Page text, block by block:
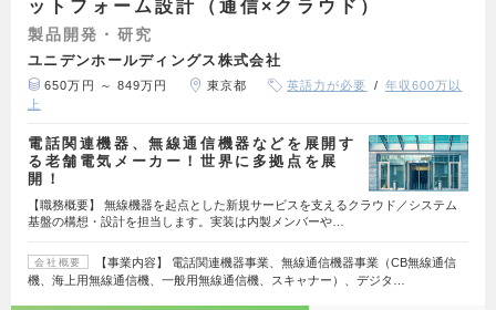
ットフォーム設計（通信×クラウド）
製品開発・研究
ユニデンホールディングス株式会社
650万円 ～ 849万円 東京都 英語力が必要
年収600万以
上
電話関連機器、無線通信機器などを展開す
る老舗電気メーカー！世界に多拠点を展
開！
【職務概要】 無線機器を起点とした新規サービスを支えるクラウド／システム
基盤の構想・設計を担当します。実装は内製メンバーや…
会社概要
【事業内容】 電話関連機器事業、無線通信機器事業（CB無線通信
機、海上用無線通信機、一般用無線通信機、スキャナー）、デジタ…